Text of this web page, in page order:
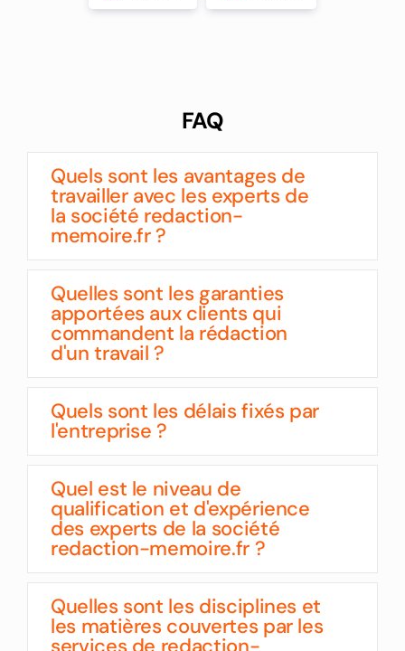
FAQ
Quels sont les avantages de
travailler avec les experts de
la société redaction-
memoire.fr ?
Quelles sont les garanties
apportées aux clients qui
commandent la rédaction
d'un travail ?
Quels sont les délais fixés par
l'entreprise ?
Quel est le niveau de
qualification et d'expérience
des experts de la société
redaction-memoire.fr ?
Quelles sont les disciplines et
les matières couvertes par les